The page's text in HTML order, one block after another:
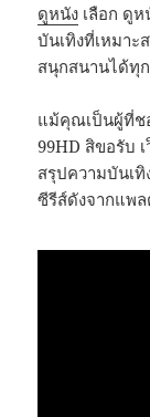
ดูหนัง เลือก ดู
บันเทิงที่เหมา
สนุกสนานได้ทุ
แม้คุณเป็นผู้ที่ช
99HD สิขอรับ
สรุปความบันเทิ
ซีรีส์ดังจากแพ